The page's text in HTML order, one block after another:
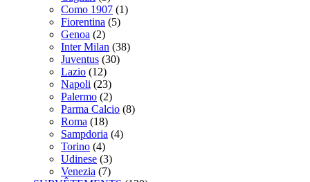
Como 1907 (1)
Fiorentina (5)
Genoa (2)
Inter Milan (38)
Juventus (30)
Lazio (12)
Napoli (23)
Palermo (2)
Parma Calcio (8)
Roma (18)
Sampdoria (4)
Torino (4)
Udinese (3)
Venezia (7)